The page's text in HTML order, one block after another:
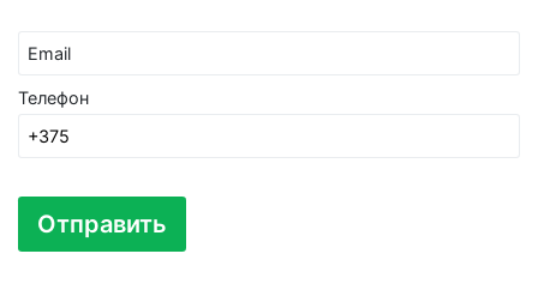
Email
Телефон
Отправить